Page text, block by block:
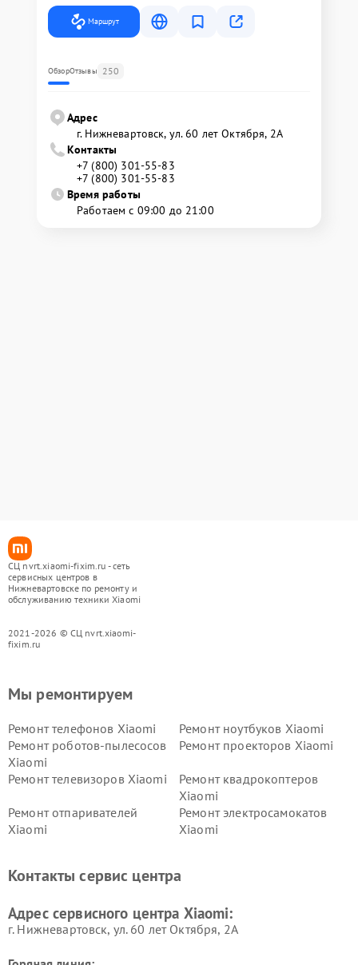
Маршрут
ОбзорОтзывы 250
Адрес
г. Нижневартовск, ул. 60 лет Октября, 2А
Контакты
+7 (800) 301-55-83
+7 (800) 301-55-83
Время работы
Работаем с 09:00 до 21:00
СЦ nvrt.xiaomi-fixim.ru - сеть
сервисных центров в
Нижневартовске по ремонту и
обслуживанию техники Xiaomi
2021-2026 © СЦ nvrt.xiaomi-
fixim.ru
Мы ремонтируем
Ремонт телефонов Xiaomi
Ремонт ноутбуков Xiaomi
Ремонт роботов-пылесосов
Xiaomi
Ремонт проекторов Xiaomi
Ремонт телевизоров Xiaomi
Ремонт квадрокоптеров
Xiaomi
Ремонт отпаривателей
Xiaomi
Ремонт электросамокатов
Xiaomi
Ремонт стиральных машин
Ремонт смарт-часов Xiaomi
Контакты сервис центра
Адрес сервисного центра Xiaomi:
г. Нижневартовск, ул. 60 лет Октября, 2А